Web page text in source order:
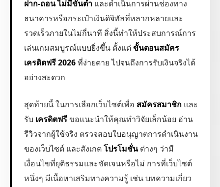
ฝาก-ถอน ไม่มีขั้นต่ำ และดำเนินการผ่านช่องทาง
ธนาคารหรือกระเป๋าเงินดิจิทัลที่หลากหลายและ
รวดเร็วภายในไม่กี่นาที สิ่งนี้ทำให้ประสบการณ์การ
เล่นเกมสมบูรณ์แบบยิ่งขึ้น ตั้งแต่ขั้นตอนสมัคร
เครดิตฟรี 2026ที่ง่ายดาย ไปจนถึงการรับเงินจริงได้
อย่างสะดวก
สุดท้ายนี้ ในการเลือกเว็บไซต์เพื่อ สมัครสมาชิก และ
รับ เครดิตฟรีขอแนะนำให้คุณทำวิจัยเล็กน้อย อ่าน
รีวิวจากผู้ใช้จริง ตรวจสอบใบอนุญาตการดำเนินงาน
ของเว็บไซต์ และสังเกตโปรโมชั่นต่างๆ ว่ามี
เงื่อนไขที่ยุติธรรมและชัดเจนหรือไม่ การที่เว็บไซต์
หนึ่งๆ มีเนื้อหาเสริมทางความรู้ เช่น บทความเกี่ยว